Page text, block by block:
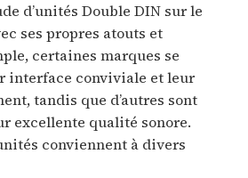
d’unités Double DIN sur le
ses propres atouts et
certaines marques se
interface conviviale et leur
tandis que d’autres sont
excellente qualité sonore.
conviennent à divers